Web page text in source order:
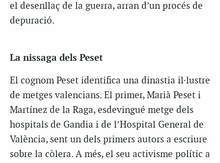
el desenllaç de la guerra, arran d’un procés de
depuració.
La nissaga dels Peset
El cognom Peset identifica una dinastia il·lustre
de metges valencians. El primer, Marià Peset i
Martínez de la Raga, esdevingué metge dels
hospitals de Gandia i de l’Hospital General de
València, sent un dels primers autors a escriure
sobre la còlera. A més, el seu activisme polític a